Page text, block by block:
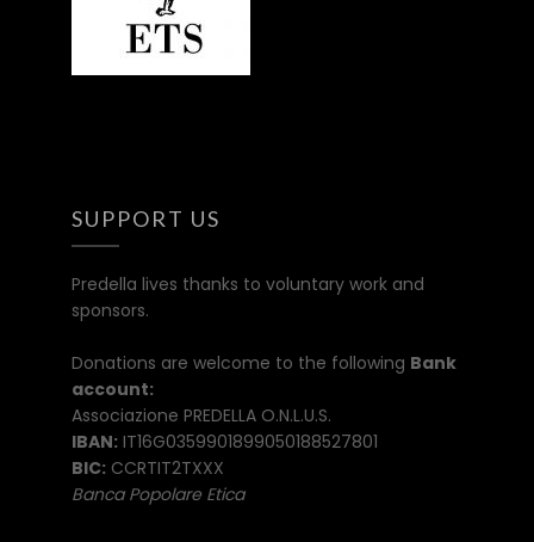
SUPPORT US
Predella lives thanks to voluntary work and
sponsors.
Donations are welcome to the following Bank
account:
Associazione PREDELLA O.N.L.U.S.
IBAN: IT16G0359901899050188527801
BIC: CCRTIT2TXXX
Banca Popolare Etica